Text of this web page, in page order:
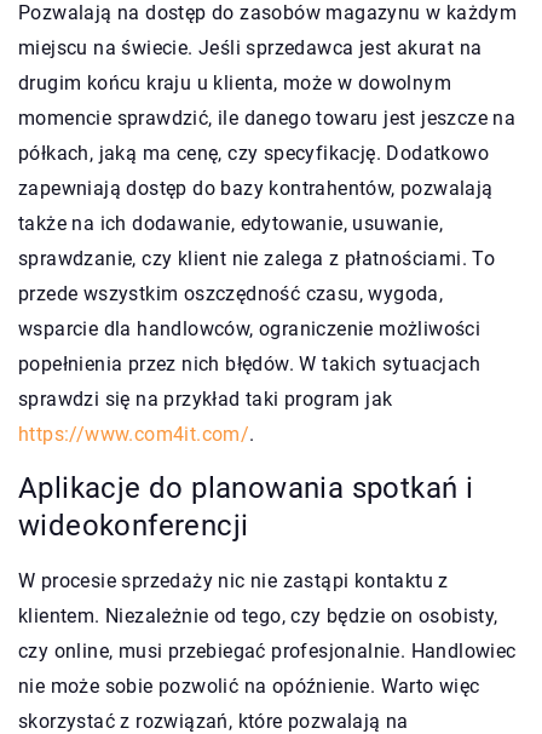
Pozwalają na dostęp do zasobów magazynu w każdym
miejscu na świecie. Jeśli sprzedawca jest akurat na
drugim końcu kraju u klienta, może w dowolnym
momencie sprawdzić, ile danego towaru jest jeszcze na
półkach, jaką ma cenę, czy specyfikację. Dodatkowo
zapewniają dostęp do bazy kontrahentów, pozwalają
także na ich dodawanie, edytowanie, usuwanie,
sprawdzanie, czy klient nie zalega z płatnościami. To
przede wszystkim oszczędność czasu, wygoda,
wsparcie dla handlowców, ograniczenie możliwości
popełnienia przez nich błędów. W takich sytuacjach
sprawdzi się na przykład taki program jak
https://www.com4it.com/.
Aplikacje do planowania spotkań i
wideokonferencji
W procesie sprzedaży nic nie zastąpi kontaktu z
klientem. Niezależnie od tego, czy będzie on osobisty,
czy online, musi przebiegać profesjonalnie. Handlowiec
nie może sobie pozwolić na opóźnienie. Warto więc
skorzystać z rozwiązań, które pozwalają na